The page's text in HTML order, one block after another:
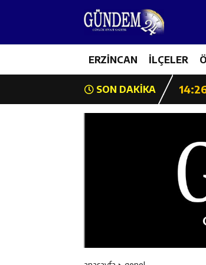
ERZİNCAN İLÇELER
SON DAKİKA
14:26
14:25